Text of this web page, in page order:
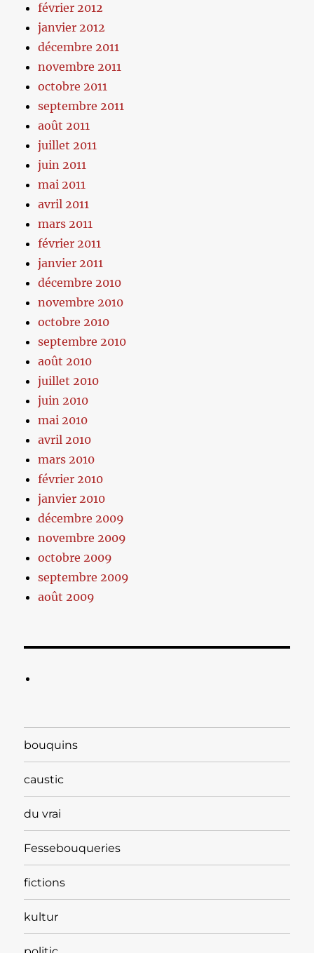
février 2012
janvier 2012
décembre 2011
novembre 2011
octobre 2011
septembre 2011
août 2011
juillet 2011
juin 2011
mai 2011
avril 2011
mars 2011
février 2011
janvier 2011
décembre 2010
novembre 2010
octobre 2010
septembre 2010
août 2010
juillet 2010
juin 2010
mai 2010
avril 2010
mars 2010
février 2010
janvier 2010
décembre 2009
novembre 2009
octobre 2009
septembre 2009
août 2009
bouquins
caustic
du vrai
Fessebouqueries
fictions
kultur